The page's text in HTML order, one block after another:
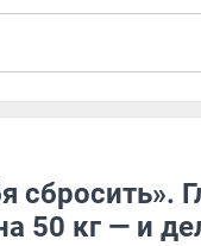
сбросить».
50 кг — и